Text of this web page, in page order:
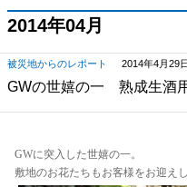
2014年04月
被災地からのレポート 2014年4月29
GWの世嬉の一 熟成生酒
GWに突入した世嬉の一。
敷地のお花たちもお客様をお迎え